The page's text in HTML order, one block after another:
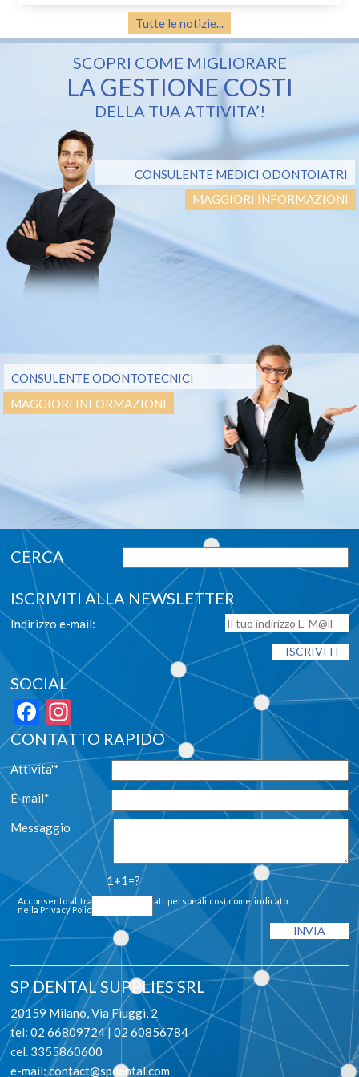
Tutte le notizie...
SCOPRI COME MIGLIORARE
LA GESTIONE COSTI
DELLA TUA ATTIVITA’!
CONSULENTE MEDICI ODONTOIATRI
MAGGIORI INFORMAZIONI
CONSULENTE ODONTOTECNICI
MAGGIORI INFORMAZIONI
ISCRIVITI ALLA NEWSLETTER
Indirizzo e-mail:
SOCIAL
Facebook
Instagram
CONTATTO RAPIDO
Attivita'*
E-mail*
Messaggio
1+1=?
Acconsento al trattamento dei dati personali così come indicato
nella Privacy Policy
SP DENTAL SUPPLIES SRL
20159 Milano, Via Fiuggi, 2
tel: 02 66809724 | 02 60856784
cel. 3355860600
e-mail:contact@spdental.com